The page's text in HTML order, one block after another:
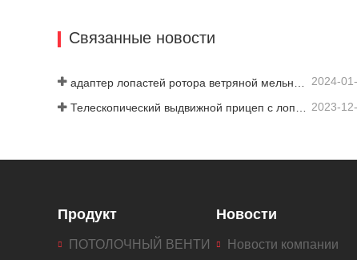
Связанные новости
2024-
2023-
Продукт
ПОТОЛОЧНЫЙ ВЕНТИ
Новости
Новости компании